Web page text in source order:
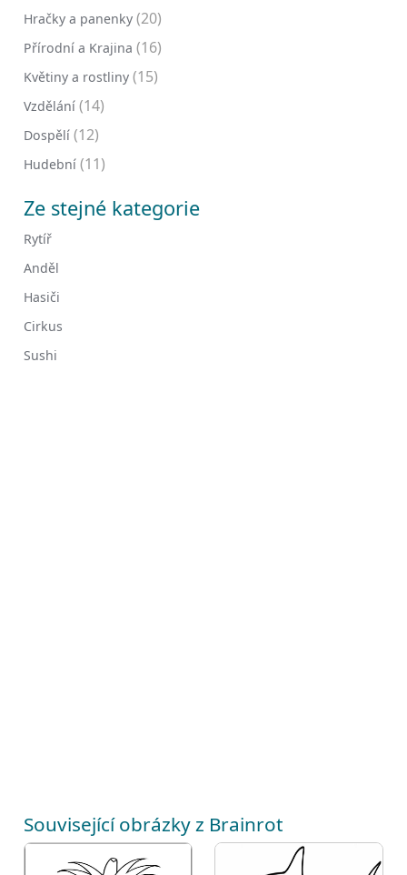
Hračky a panenky (20)
Přírodní a Krajina (16)
Květiny a rostliny (15)
Vzdělání (14)
Dospělí (12)
Hudební (11)
Ze stejné kategorie
Rytíř
Anděl
Hasiči
Cirkus
Sushi
Související obrázky z Brainrot